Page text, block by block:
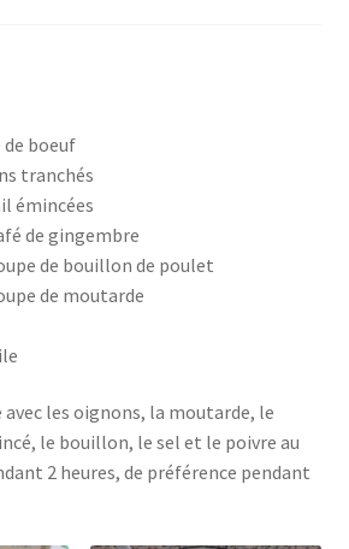
de boeuf
tranchés
émincées
de gingembre
de bouillon de poulet
de moutarde
les oignons, la moutarde, le
le bouillon, le sel et le poivre au
2 heures, de préférence pendant